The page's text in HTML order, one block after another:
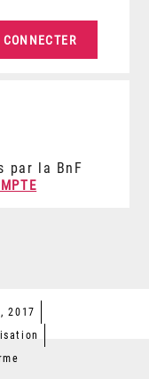
par la BnF
2017